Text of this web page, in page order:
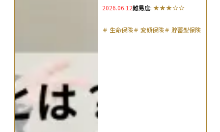
2026.06.12難易度:
＃ 生命保険＃ 変額保険＃ 貯蓄型保険